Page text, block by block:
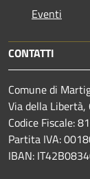
Eventi
CONTATTI
Comune di
Via della
Codice Fiscale:
Partita IVA:
IBAN: